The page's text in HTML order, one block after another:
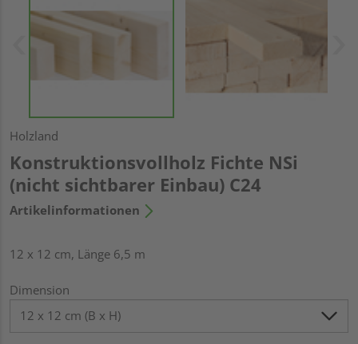
Holzland
Konstruktionsvollholz Fichte NSi
(nicht sichtbarer Einbau) C24
Artikelinformationen
12 x 12 cm, Länge 6,5 m
Dimension